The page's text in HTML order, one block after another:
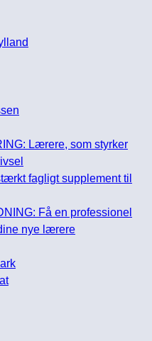
Lærere, som styrker
fagligt supplement til
Få en professionel
nye lærere